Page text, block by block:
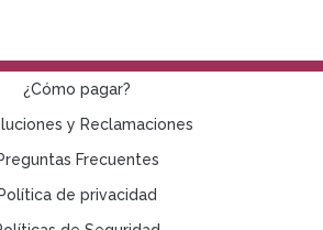
¿Cómo pagar?
y Reclamaciones
Frecuentes
Política de privacidad